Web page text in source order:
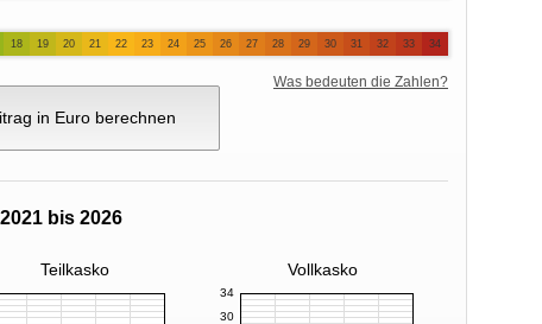
18 19 20 21 22 23 24 25 26 27 28 29 30 31 32 33 34
in Euro berechnen
Was bedeuten die Zahlen?
bis 2026
Teilkasko Vollkasko
30
34